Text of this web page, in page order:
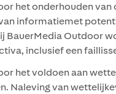
het onderhouden van
informatiemet
BauerMedia Outdoor
inclusief een
het voldoen aan
Naleving van